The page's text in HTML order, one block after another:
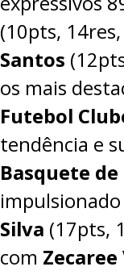
(10pts,
Santos
os mais
Futebol
tendência e
Basquete
Silva (17pts,
com Zecaree